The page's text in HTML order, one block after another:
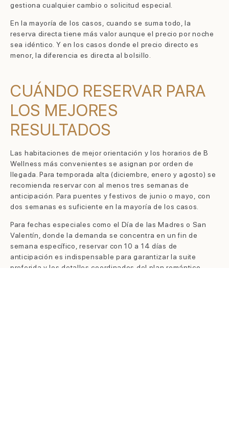
gestiona cualquier cambio o solicitud especial.
En la mayoría de los casos, cuando se suma todo, la
reserva directa tiene más valor aunque el precio por noche
sea idéntico. Y en los casos donde el precio directo es
menor, la diferencia es directa al bolsillo.
CUÁNDO RESERVAR PARA
LOS MEJORES
RESULTADOS
Las habitaciones de mejor orientación y los horarios de B
Wellness más convenientes se asignan por orden de
llegada. Para temporada alta (diciembre, enero y agosto) se
recomienda reservar con al menos tres semanas de
anticipación. Para puentes y festivos de junio o mayo, con
dos semanas es suficiente en la mayoría de los casos.
Para fechas especiales como el Día de las Madres o San
Valentín, donde la demanda se concentra en un fin de
semana específico, reservar con 10 a 14 días de
anticipación es indispensable para garantizar la suite
preferida y los detalles coordinados del plan romántico.